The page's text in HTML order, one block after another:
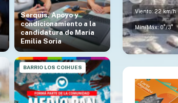
Serquis. Apoyo y
condicionamiento a la
candidatura de María
Emilia Soria
BARRIO LOS COIHUES
Viento: 22 km/h
Mín/Máx: 0°/3°